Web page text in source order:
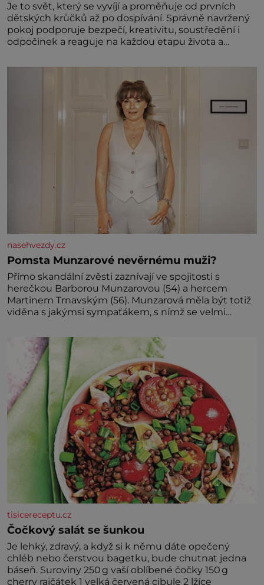
Je to svět, který se vyvíjí a proměňuje od prvních
dětských krůčků až po dospívání. Správně navržený
pokoj podporuje bezpečí, kreativitu, soustředění i
odpočinek a reaguje na každou etapu života a
jednoduchost, měkkost a bezpečí, proto by pokoj
nasehvezdy.cz
Pomsta Munzarové nevěrnému muži?
Přímo skandální zvěsti zaznívají ve spojitosti s
herečkou Barborou Munzarovou (54) a hercem
Martinem Trnavským (56). Munzarová měla být totiž
viděna s jakýmsi sympaťákem, s nímž se velmi
tisicereceptu.cz
Čočkový salát se šunkou
Je lehký, zdravý, a když si k němu dáte opečený
chléb nebo čerstvou bagetku, bude chutnat jedna
báseň. Suroviny 250 g vaší oblíbené čočky 150 g
cherry rajčátek 1 velká červená cibule 2 lžíce